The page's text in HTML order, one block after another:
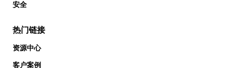
安全
热门链接
资源中心
客户案例